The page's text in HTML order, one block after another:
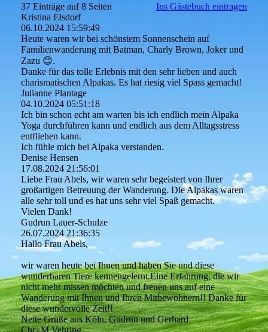
37 Einträge auf 8 Seiten
Ins Gästebuch eintragen
Kristina Elsdorf
06.10.2024 15:59:49
Heute waren wir bei schönstem Sonnenschein auf
Familienwanderung mit Batman, Charly Brown, Joker und
Zazu 😊.
Danke für das tolle Erlebnis mit den sehr lieben und auch
charismatischen Alpakas. Es hat riesig viel Spass gemacht!
Julianne Plantage
04.10.2024 05:51:18
Ich bin schon echt am warten bis ich endlich mein Alpaka
Yoga durchführen kann und endlich aus dem Alltagsstress
entfliehen kann.
Ich fühle mich bei Alpaka verstanden.
Denise Hensen
17.08.2024 21:56:01
Liebe Frau Abels, wir waren sehr begeistert von Ihrer
großartigen Betreuung der Wanderung. Die Alpakas waren
alle sehr toll und es hat uns sehr viel Spaß gemacht.
Vielen Dank!
Gudrun Lauer-Schulze
26.07.2024 21:36:35
Hallo Frau Abels,
wir waren heute bei Ihnen und haben Sie und diese
wunderbaren Tiere kennengelernt.Eine Erfahrung, die wir
nicht mehr missen möchten und freuen uns auf eine
Wanderung mit Ihnen und Ihren Mitbewohnern!! Danke für
diese wundervolle Zeit!!
Nette Grüße aus Köln, Gudrun und Gerhard
Chr+M Vehring